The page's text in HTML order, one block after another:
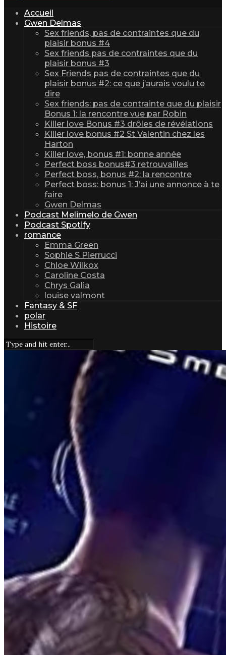
Accueil
Gwen Delmas
Sex friends, pas de contraintes que du
plaisir bonus #4
Sex friends pas de contraintes que du
plaisir bonus #3
Sex Friends pas de contraintes que du
plaisir bonus #2: ce que j’aurais voulu te
dire
Sex friends: pas de contrainte que du plaisir
Bonus 1: la rencontre vue par Robin
Killer love Bonus #3 drôles de révélations
Killer love bonus #2 St Valentin chez les
Harton
Killer love, bonus #1: bonne année
Perfect boss bonus#3 retrouvailles
Perfect boss, bonus #2: la rencontre
Perfect boss: bonus 1: J’ai une annonce à te
faire
Gwen Delmas
Podcast Melimelo de Gwen
Podcast Spotify
romance
Emma Green
Sophie S Pierrucci
Chloe Wilkox
Caroline Costa
Chrys Galia
louise valmont
Fantasy & SF
polar
Histoire